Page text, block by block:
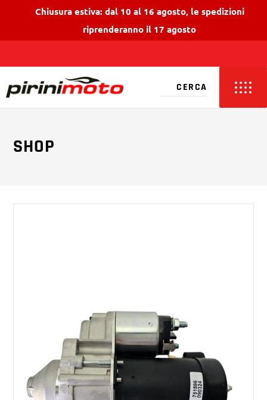
Chiusura estiva: dal 10 al 16 agosto, le spedizioni
riprenderanno il 17 agosto
SHOP